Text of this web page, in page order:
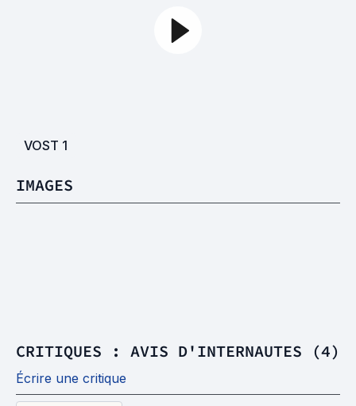
VOST 1
IMAGES
CRITIQUES : AVIS D'INTERNAUTES (4)
Écrire une critique